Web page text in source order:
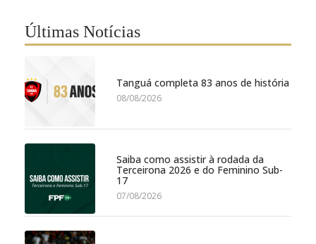
Últimas Notícias
Tanguá completa 83 anos de história
08/08/2026
Saiba como assistir à rodada da
Terceirona 2026 e do Feminino Sub-
17
07/08/2026